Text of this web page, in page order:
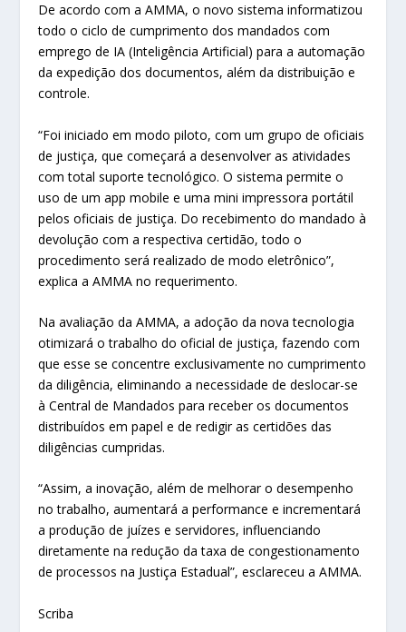
De acordo com a AMMA, o novo sistema informatizou
todo o ciclo de cumprimento dos mandados com
emprego de IA (Inteligência Artificial) para a automação
da expedição dos documentos, além da distribuição e
controle.
“Foi iniciado em modo piloto, com um grupo de oficiais
de justiça, que começará a desenvolver as atividades
com total suporte tecnológico. O sistema permite o
uso de um app mobile e uma mini impressora portátil
pelos oficiais de justiça. Do recebimento do mandado à
devolução com a respectiva certidão, todo o
procedimento será realizado de modo eletrônico”,
explica a AMMA no requerimento.
Na avaliação da AMMA, a adoção da nova tecnologia
otimizará o trabalho do oficial de justiça, fazendo com
que esse se concentre exclusivamente no cumprimento
da diligência, eliminando a necessidade de deslocar-se
à Central de Mandados para receber os documentos
distribuídos em papel e de redigir as certidões das
diligências cumpridas.
“Assim, a inovação, além de melhorar o desempenho
no trabalho, aumentará a performance e incrementará
a produção de juízes e servidores, influenciando
diretamente na redução da taxa de congestionamento
de processos na Justiça Estadual”, esclareceu a AMMA.
Scriba